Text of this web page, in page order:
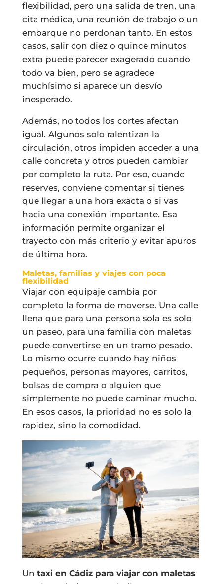
flexibilidad, pero una salida de tren, una
cita médica, una reunión de trabajo o un
embarque no perdonan tanto. En estos
casos, salir con diez o quince minutos
extra puede parecer exagerado cuando
todo va bien, pero se agradece
muchísimo si aparece un desvío
inesperado.
Además, no todos los cortes afectan
igual. Algunos solo ralentizan la
circulación, otros impiden acceder a una
calle concreta y otros pueden cambiar
por completo la ruta. Por eso, cuando
reserves, conviene comentar si tienes
que llegar a una hora exacta o si vas
hacia una conexión importante. Esa
información permite organizar el
trayecto con más criterio y evitar apuros
de última hora.
Maletas, familias y viajes con poca
flexibilidad
Viajar con equipaje cambia por
completo la forma de moverse. Una calle
llena que para una persona sola es solo
un paseo, para una familia con maletas
puede convertirse en un tramo pesado.
Lo mismo ocurre cuando hay niños
pequeños, personas mayores, carritos,
bolsas de compra o alguien que
simplemente no puede caminar mucho.
En esos casos, la prioridad no es solo la
rapidez, sino la comodidad.
Un taxi en Cádiz para viajar con maletas